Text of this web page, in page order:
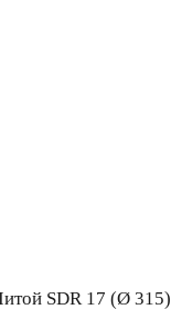
SDR 17 (Ø 315)